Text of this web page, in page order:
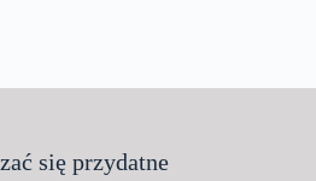
się przydatne